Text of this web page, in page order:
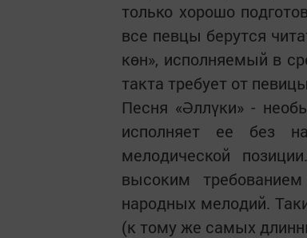
только хорошо
все певцы берутся
көн», исполняемый в
такта требует от
Песня «Әллүки» -
исполняет ее без
мелодической
высоким
народных мелодий.
(к тому же самых